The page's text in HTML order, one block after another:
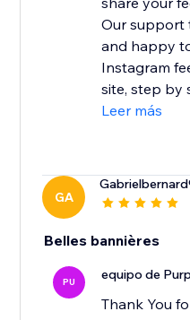
Our support
and happy
Instagram
site, step by
Leer más
GA
Belles bannières
PU equipo de
Thank You